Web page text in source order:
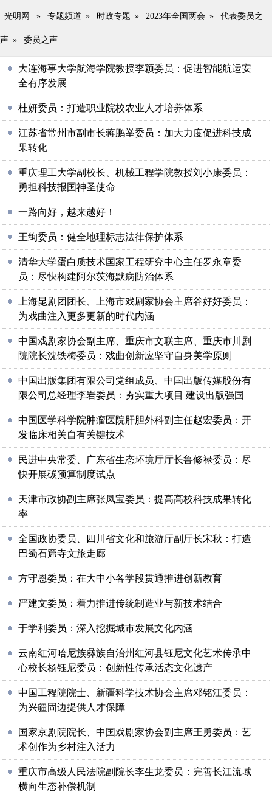
光明网 » 专题频道 » 时政专题 » 2023年全国两会 » 代表委员之
声 » 委员之声
大连海事大学航海学院教授李颖委员：促进智能航运安
全有序发展
杜妍委员：打造职业院校农业人才培养体系
江苏省常州市副市长蒋鹏举委员：加大力度促进科技成
果转化
重庆理工大学副校长、机械工程学院教授刘小康委员：
勇担科技报国神圣使命
一路向好，越来越好！
王绚委员：健全地理标志法律保护体系
清华大学蛋白质技术国家工程研究中心主任罗永章委
员：尽快构建阿尔茨海默病防治体系
上海昆剧团团长、上海市戏剧家协会主席谷好好委员：
为戏曲注入更多更新的时代内涵
中国戏剧家协会副主席、重庆市文联主席、重庆市川剧
院院长沈铁梅委员：戏曲创新应坚守自身美学原则
中国出版集团有限公司党组成员、中国出版传媒股份有
限公司总经理李岩委员：夯实重大项目 建设出版强国
中国医学科学院肿瘤医院肝胆外科副主任赵宏委员：开
发临床相关自有关键技术
民进中央常委、广东省生态环境厅厅长鲁修禄委员：尽
快开展碳预算制度试点
天津市政协副主席张凤宝委员：提高高校科技成果转化
率
全国政协委员、四川省文化和旅游厅副厅长宋秋：打造
巴蜀石窟寺文旅走廊
方守恩委员：在大中小各学段贯通推进创新教育
严建文委员：着力推进传统制造业与新技术结合
于学利委员：深入挖掘城市发展文化内涵
云南红河哈尼族彝族自治州红河县钰尼文化艺术传承中
心校长杨钰尼委员：创新性传承活态文化遗产
中国工程院院士、新疆科学技术协会主席邓铭江委员：
为兴疆固边提供人才保障
国家京剧院院长、中国戏剧家协会副主席王勇委员：艺
术创作为乡村注入活力
重庆市高级人民法院副院长李生龙委员：完善长江流域
横向生态补偿机制